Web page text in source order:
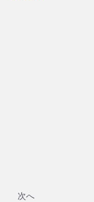
次へ